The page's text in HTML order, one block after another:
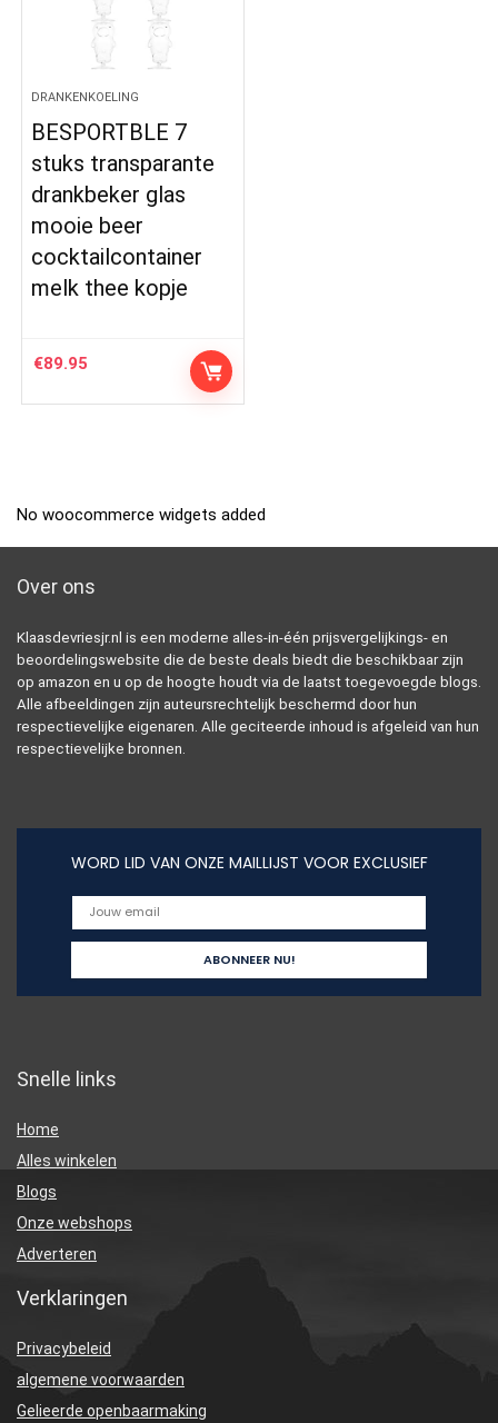
DRANKENKOELING
BESPORTBLE 7
stuks transparante
drankbeker glas
mooie beer
cocktailcontainer
melk thee kopje
€89.95
No woocommerce widgets added
Over ons
Klaasdevriesjr.nl is een moderne alles-in-één prijsvergelijkings- en
beoordelingswebsite die de beste deals biedt die beschikbaar zijn
op amazon en u op de hoogte houdt via de laatst toegevoegde blogs.
Alle afbeeldingen zijn auteursrechtelijk beschermd door hun
respectievelijke eigenaren. Alle geciteerde inhoud is afgeleid van hun
respectievelijke bronnen.
WORD LID VAN ONZE MAILLIJST VOOR EXCLUSIEF
Snelle links
Home
Alles winkelen
Blogs
Onze webshops
Adverteren
Verklaringen
Privacybeleid
algemene voorwaarden
Gelieerde openbaarmaking